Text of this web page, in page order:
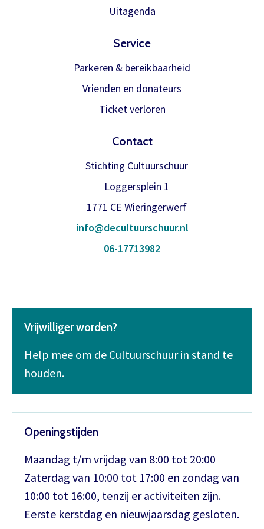
Uitagenda
Service
Parkeren & bereikbaarheid
Vrienden en donateurs
Ticket verloren
Contact
Stichting Cultuurschuur
Loggersplein 1
1771 CE Wieringerwerf
info@decultuurschuur.nl
06-17713982
Vrijwilliger worden?
Help mee om de Cultuurschuur in stand te
houden.
Openingstijden
Maandag t/m vrijdag van 8:00 tot 20:00
Zaterdag van 10:00 tot 17:00 en zondag van
10:00 tot 16:00, tenzij er activiteiten zijn.
Eerste kerstdag en nieuwjaarsdag gesloten.